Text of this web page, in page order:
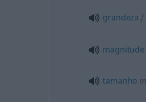
grandeza f
magnitude
tamanho m